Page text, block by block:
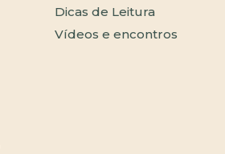
Dicas de Leitura
Vídeos e encontros